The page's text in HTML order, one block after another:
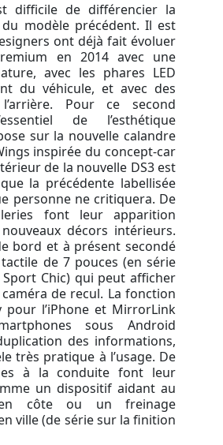
difficile de différencier la
du modèle précédent. Il est
ont déjà fait évoluer
en 2014 avec une
avec les phares LED
du véhicule, et avec des
Pour ce second
de l’esthétique
sur la nouvelle calandre
inspirée du concept-car
de la nouvelle DS3 est
la précédente labellisée
personne ne critiquera. De
font leur apparition
décors intérieurs.
bord et à présent secondé
de 7 pouces (en série
Chic) qui peut afficher
de recul. La fonction
pour l’iPhone et MirrorLink
sous Android
des informations,
très pratique à l’usage. De
à la conduite font leur
un dispositif aidant au
en côte ou un freinage
ville (de série sur la finition